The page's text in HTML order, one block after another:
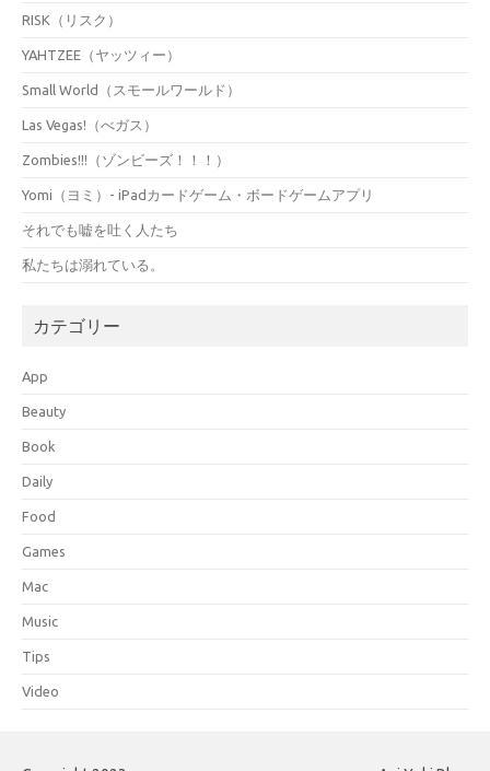
RISK（リスク）
YAHTZEE（ヤッツィー）
Small World（スモールワールド）
Las Vegas!（べガス）
Zombies!!!（ゾンビーズ！！！）
Yomi（ヨミ）- iPadカードゲーム・ボードゲームアプリ
それでも嘘を吐く人たち
私たちは溺れている。
カテゴリー
App
Beauty
Book
Daily
Food
Games
Mac
Music
Tips
Video